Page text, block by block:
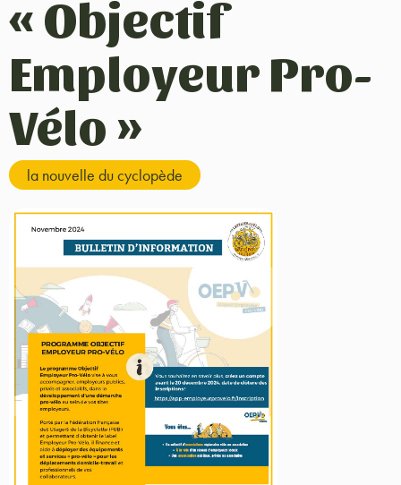
« Objectif
Employeur Pro-
Vélo »
la nouvelle du cyclopède